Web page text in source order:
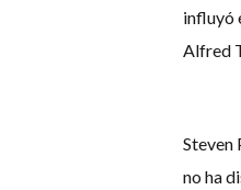
influyó
Alfred
Steven
no ha